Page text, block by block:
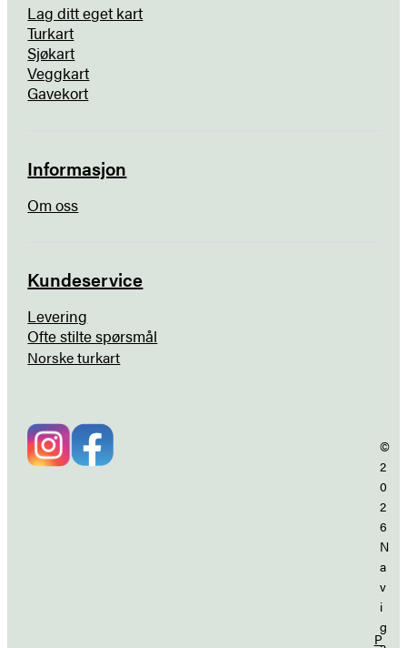
Lag ditt eget kart
Turkart
Sjøkart
Veggkart
Gavekort
Informasjon
Om oss
Kundeservice
Levering
Ofte stilte spørsmål
Norske turkart
P
©
2
0
2
6
N
a
v
i
g